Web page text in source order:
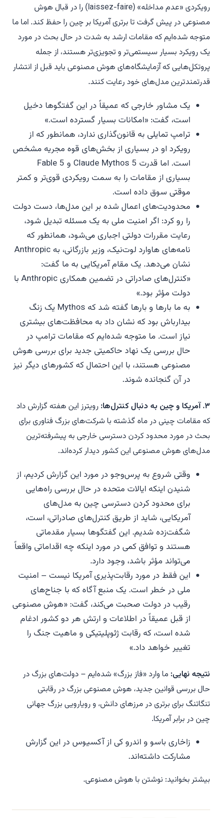
رویکردی «عدم مداخله» (laissez-faire) را در قبال هوش
مصنوعی در پیش گرفت تا برتری آمریکا بر چین را حفظ کند. اما ما
متوجه شده‌ایم که مقامات ارشد به شدت در حال بحث در مورد
یک رویکرد بسیار سیستمی‌تر و تجویزی‌تر هستند، از جمله
پروتکل‌هایی که آزمایشگاه‌های هوش مصنوعی باید قبل از انتشار
قدرتمندترین مدل‌های خود رعایت کنند.
یک مشاور خارجی که عمیقاً در این گفتگوها دخیل
است، گفت: «امکانات بسیار گسترده است.»
ترامپ تمایلی به قانون‌گذاری ندارد، همانطور که از
رویکرد او در بسیاری از بخش‌های قوه مجریه مشخص
است. اما قدرت Claude Mythos 5 و Fable 5
بسیاری از مقامات را به سمت رویکردی قوی‌تر و کمتر
موقتی سوق داده است.
محدودیت‌های اعمال شده بر این مدل‌ها، دست دولت
را رو کرد: اگر امنیت ملی به یک مسئله تبدیل شود،
رعایت مقررات دولتی اجباری می‌شود، همانطور که
نامه‌های هاوارد لوت‌نیک، وزیر بازرگانی، به Anthropic
نشان می‌دهد. یک مقام آمریکایی به ما گفت:
«کنترل‌های صادراتی در تضمین همکاری Anthropic با
دولت مؤثر بود.»
به ما بارها و بارها گفته شد که Mythos یک زنگ
بیدارباش بود که نشان داد به محافظت‌های بیشتری
نیاز است. ما متوجه شده‌ایم که مقامات ترامپ در
حال بررسی یک نهاد حاکمیتی جدید برای بررسی هوش
مصنوعی هستند، با این احتمال که کشورهای دیگر نیز
در آن گنجانده شوند.
۳. آمریکا و چین به دنبال کنترل‌ها:
رویترز این هفته گزارش داد
که مقامات چینی در ماه گذشته با شرکت‌های بزرگ فناوری برای
بحث در مورد محدود کردن دسترسی خارجی به پیشرفته‌ترین
مدل‌های هوش مصنوعی این کشور دیدار کرده‌اند.
وقتی شروع به پرس‌وجو در مورد این گزارش کردیم، از
شنیدن اینکه ایالات متحده در حال بررسی راه‌هایی
برای محدود کردن دسترسی چین به مدل‌های
آمریکایی، شاید از طریق کنترل‌های صادراتی، است،
شگفت‌زده شدیم. این گفتگوها بسیار مقدماتی
هستند و توافق کمی در مورد اینکه چه اقداماتی واقعاً
می‌تواند مؤثر باشد، وجود دارد.
این فقط در مورد رقابت‌پذیری آمریکا نیست – امنیت
ملی در خطر است. یک منبع آگاه که با جناح‌های
رقیب در دولت صحبت می‌کند، گفت: «هوش مصنوعی
از قبل عمیقاً در اطلاعات و ارتش هر دو کشور ادغام
شده است، که رقابت ژئوپلیتیکی و ماهیت جنگ را
تغییر خواهد داد.»
نتیجه نهایی: ما وارد «فاز بزرگ» شده‌ایم – دولت‌های بزرگ در
حال بررسی قوانین جدید، هوش مصنوعی بزرگ در رقابتی
تنگاتنگ برای برتری در مرزهای دانش، و رویارویی بزرگ جهانی
چین در برابر آمریکا.
زاخاری باسو و اندرو کی از آکسیوس در این گزارش
مشارکت داشته‌اند.
بیشتر بخوانید: نوشتن با هوش مصنوعی.